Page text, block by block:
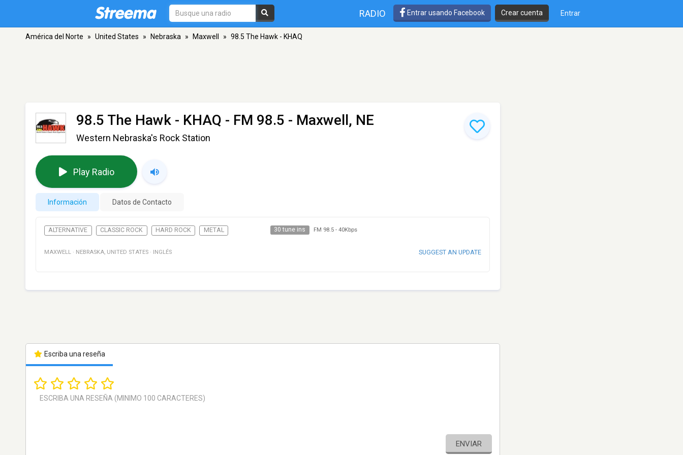
RADIO Entrar usando Facebook Crear cuenta Entrar
América del Norte » United States » Nebraska » Maxwell » 98.5 The Hawk - KHAQ
98.5 The Hawk - KHAQ - FM 98.5 - Maxwell, NE
Western Nebraska's Rock Station
Play Radio
Información Datos de Contacto
ALTERNATIVE CLASSIC ROCK HARD ROCK METAL 30 tune ins FM 98.5- 40Kbps
MAXWELL · NEBRASKA, UNITED STATES · INGLÉS SUGGEST AN UPDATE
Escriba una reseña
ENVIAR